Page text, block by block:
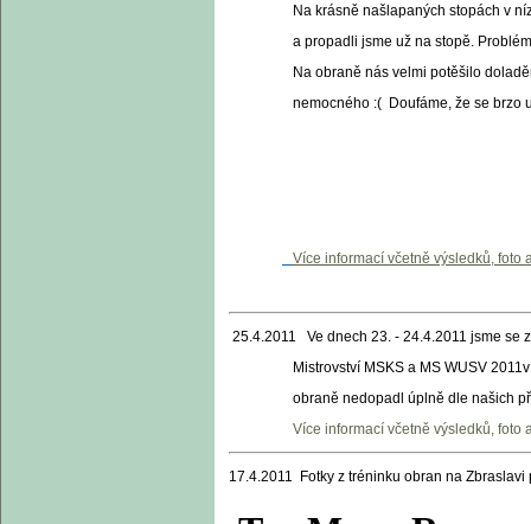
Na krásně našlapaných stopách v
a propadli jsme už na stopě. Problém se
Na obraně nás velmi potěšilo doladěné
nemocného :( Doufáme, že se brzo
Více informací včetně výsledků, foto
25.4.2011 Ve dnech 23. - 24.4.2011 jsme se
Mistrovství MSKS a MS WUSV 2011v
obraně nedopadl úplně dle našich
Více informací včetně výsledků, foto
17.4.2011 Fotky z tréninku obran na